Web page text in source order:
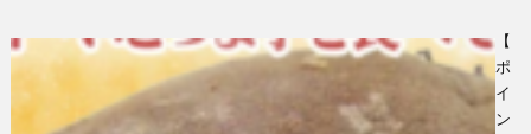
【
ポ
イ
ン